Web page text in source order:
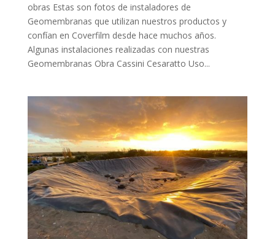
obras Estas son fotos de instaladores de
Geomembranas que utilizan nuestros productos y
confían en Coverfilm desde hace muchos años.
Algunas instalaciones realizadas con nuestras
Geomembranas Obra Cassini Cesaratto Uso...